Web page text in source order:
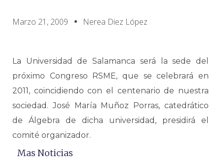
Marzo 21, 2009 Nerea Diez López
La Universidad de Salamanca será la sede del
próximo Congreso RSME, que se celebrará en
2011, coincidiendo con el centenario de nuestra
sociedad. José María Muñoz Porras, catedrático
de Álgebra de dicha universidad, presidirá el
comité organizador.
Mas Noticias